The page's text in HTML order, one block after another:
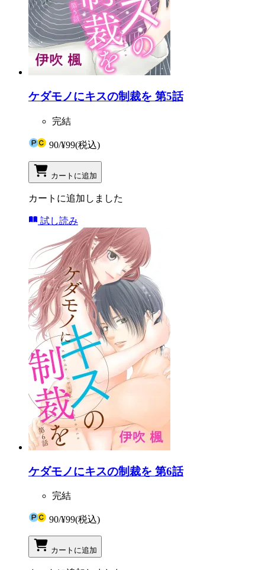
ケダモノにキスの制裁を 第5話
完結
90/¥99(税込)
カートに追加
カートに追加しました
試し読み
ケダモノにキスの制裁を 第6話
完結
90/¥99(税込)
カートに追加